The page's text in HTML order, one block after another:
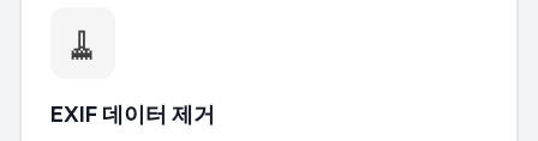
🧹
EXIF 데이터 제거